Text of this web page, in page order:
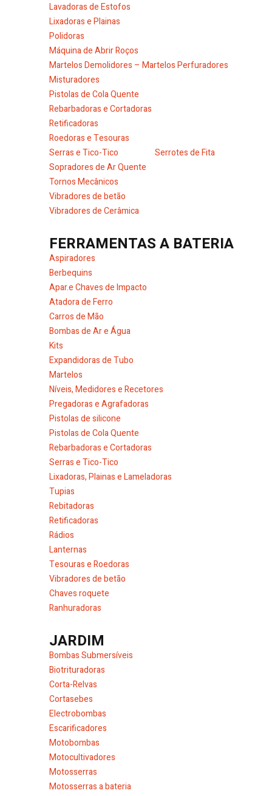
Lavadoras de Estofos
Lixadoras e Plainas
Polidoras
Máquina de Abrir Roços
Martelos Demolidores – Martelos Perfuradores
Misturadores
Pistolas de Cola Quente
Rebarbadoras e Cortadoras
Retificadoras
Roedoras e Tesouras
Serras e Tico-Tico
Serrotes de Fita
Sopradores de Ar Quente
Tornos Mecânicos
Vibradores de betão
Vibradores de Cerâmica
FERRAMENTAS A BATERIA
Aspiradores
Berbequins
Apar.e Chaves de Impacto
Atadora de Ferro
Carros de Mão
Bombas de Ar e Água
Kits
Expandidoras de Tubo
Martelos
Níveis, Medidores e Recetores
Pregadoras e Agrafadoras
Pistolas de silicone
Pistolas de Cola Quente
Rebarbadoras e Cortadoras
Serras e Tico-Tico
Lixadoras, Plainas e Lameladoras
Tupias
Rebitadoras
Retificadoras
Rádios
Lanternas
Tesouras e Roedoras
Vibradores de betão
Chaves roquete
Ranhuradoras
JARDIM
Bombas Submersíveis
Biotrituradoras
Corta-Relvas
Cortasebes
Electrobombas
Escarificadores
Motobombas
Motocultivadores
Motosserras
Motosserras a bateria